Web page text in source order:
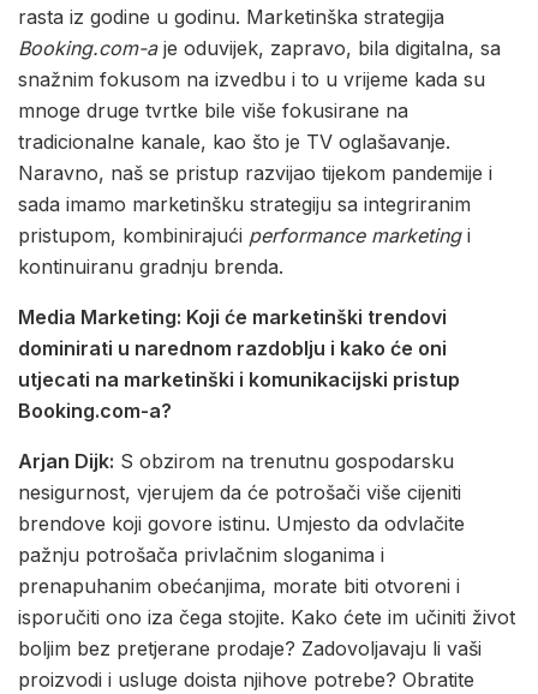
rasta iz godine u godinu. Marketinška strategija
Booking.com-aje oduvijek, zapravo, bila digitalna, sa
snažnim fokusom na izvedbu i to u vrijeme kada su
mnoge druge tvrtke bile više fokusirane na
tradicionalne kanale, kao što je TV oglašavanje.
Naravno, naš se pristup razvijao tijekom pandemije i
sada imamo marketinšku strategiju sa integriranim
pristupom, kombinirajući performance marketingi
kontinuiranu gradnju brenda.
Media Marketing: Koji će marketinški trendovi
dominirati u narednom razdoblju i kako će oni
utjecati na marketinški i komunikacijski pristup
Booking.com-a?
Arjan Dijk: S obzirom na trenutnu gospodarsku
nesigurnost, vjerujem da će potrošači više cijeniti
brendove koji govore istinu. Umjesto da odvlačite
pažnju potrošača privlačnim sloganima i
prenapuhanim obećanjima, morate biti otvoreni i
isporučiti ono iza čega stojite. Kako ćete im učiniti život
boljim bez pretjerane prodaje? Zadovoljavaju li vaši
proizvodi i usluge doista njihove potrebe? Obratite